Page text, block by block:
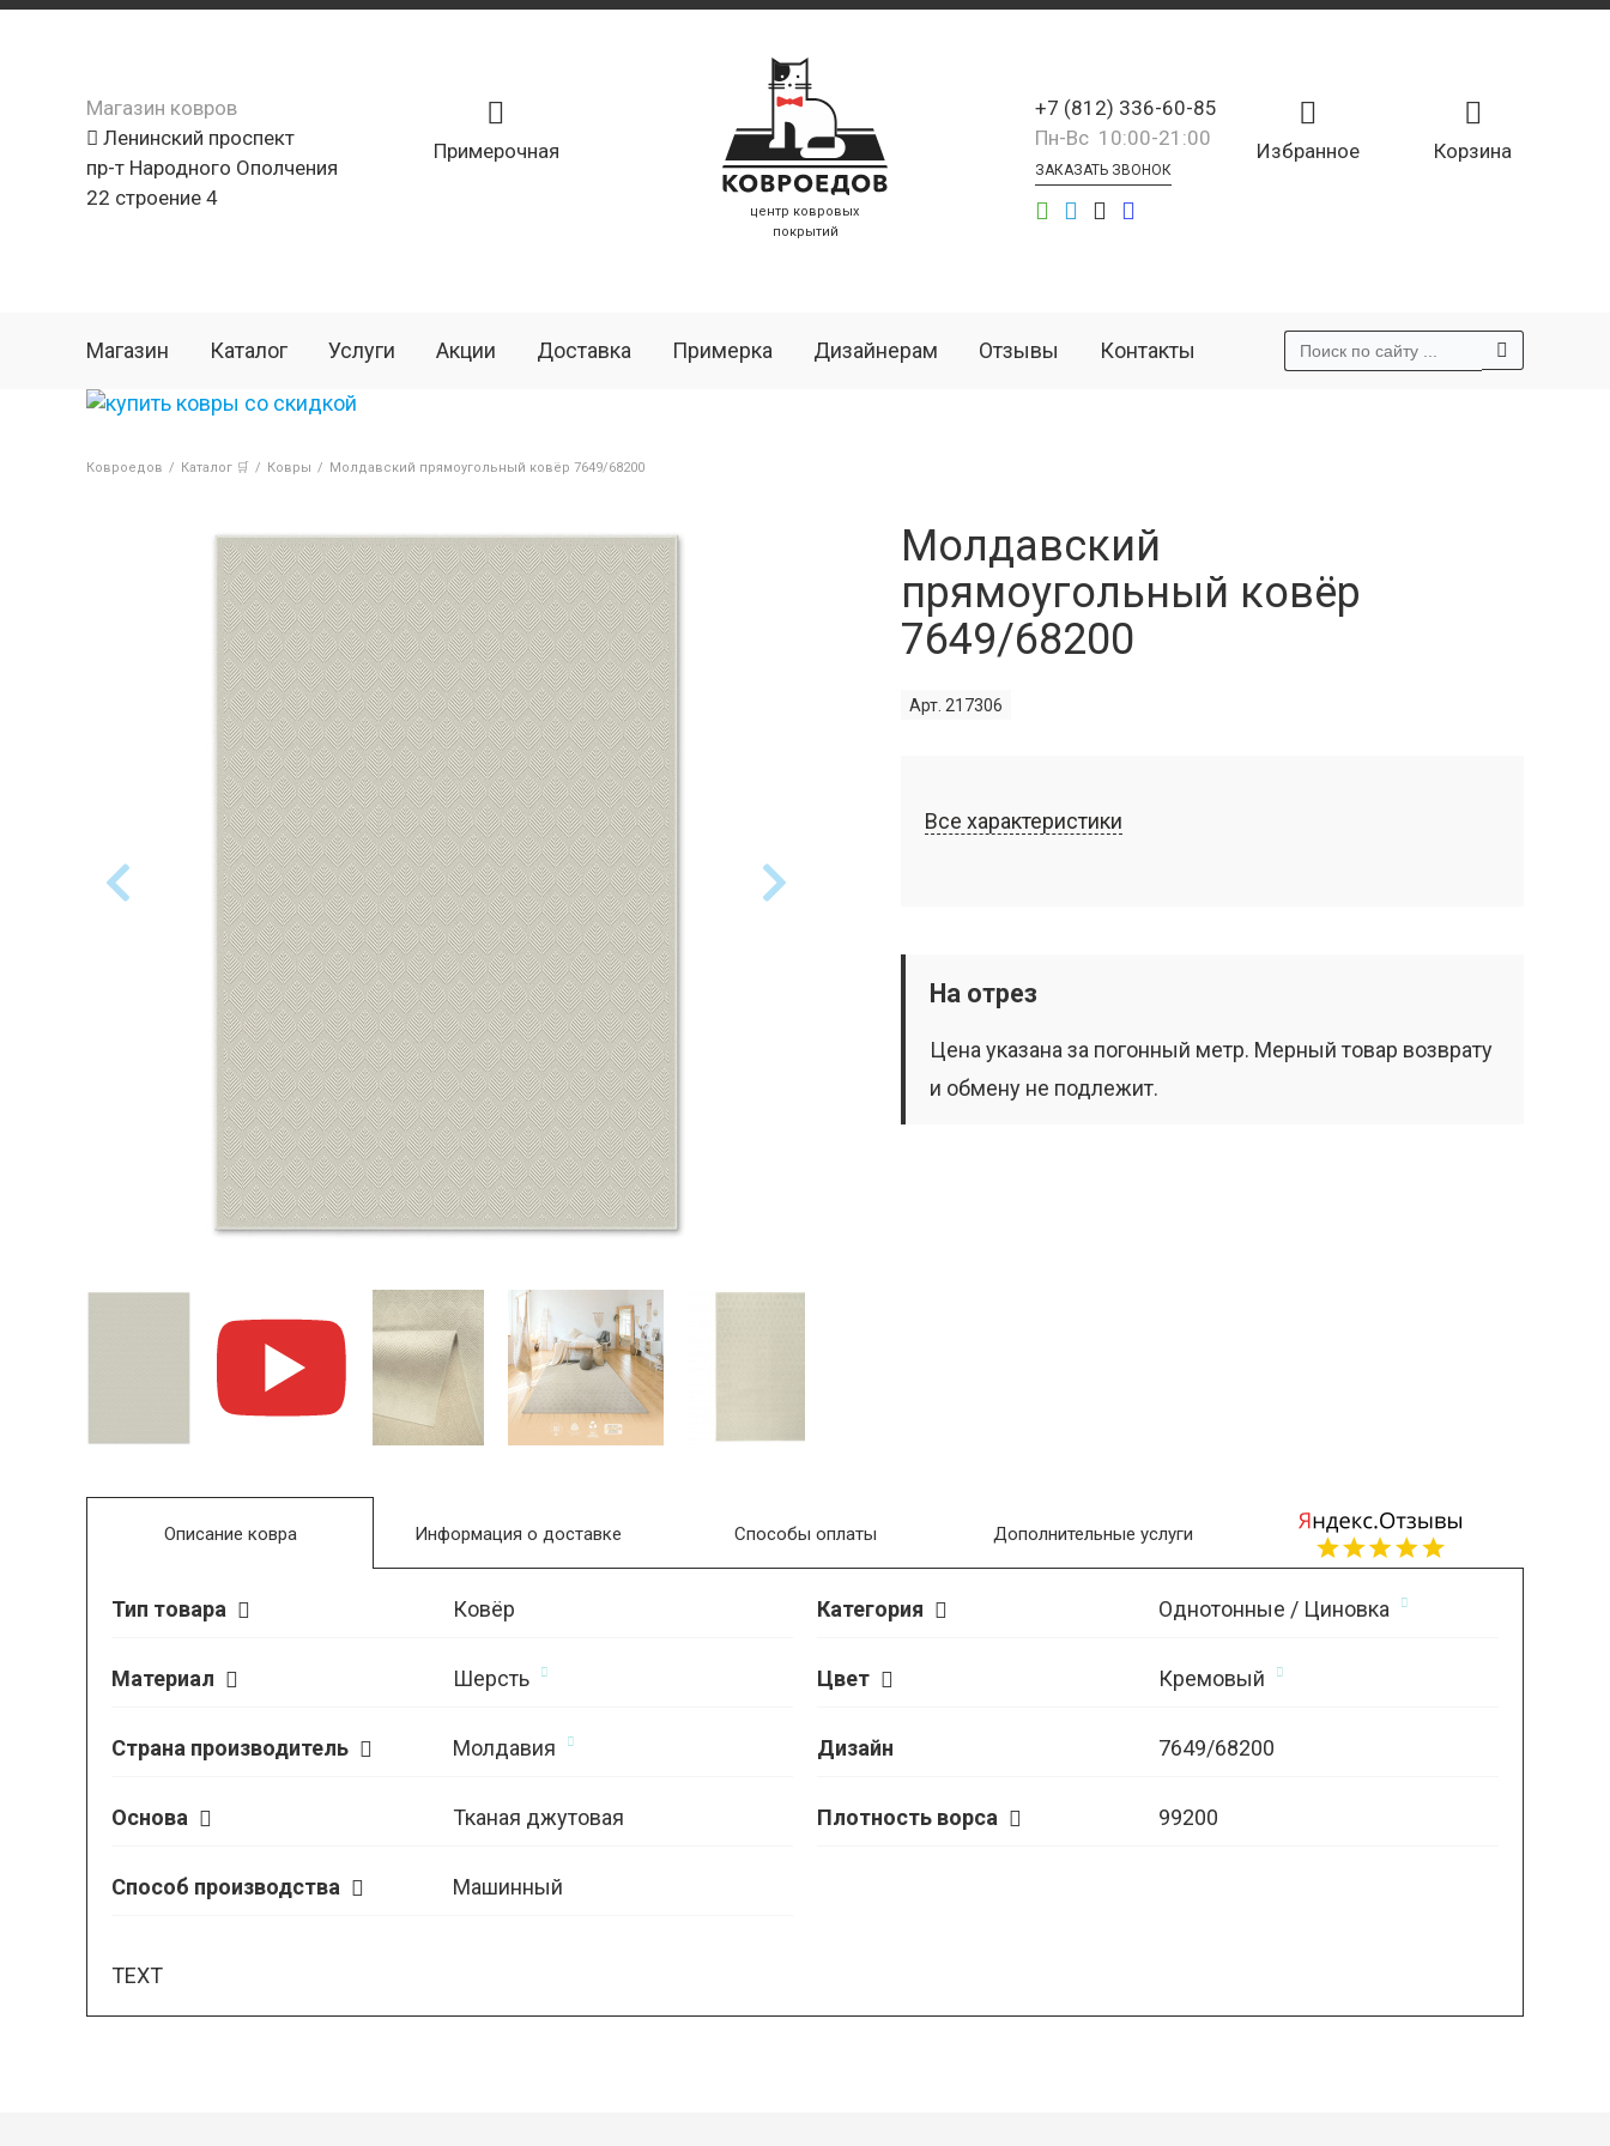
Магазин ковров
Ленинский проспект
пр-т Народного Ополчения
22 строение 4
Примерочная
центр ковровых
покрытий
Корзина
Избранное
+7 (812) 336-60-85
Пн-Вс 10:00-21:00
ЗАКАЗАТЬ ЗВОНОК
Магазин Каталог Услуги Акции Доставка Примерка Дизайнерам Отзывы Контакты
Ковроедов / Каталог 🛒 / Ковры / Молдавский прямоугольный ковёр 7649/68200
Молдавский
прямоугольный ковёр
7649/68200
Арт. 217306
Все характеристики
На отрез
Цена указана за погонный метр. Мерный товар возврату
и обмену не подлежит.
Описание ковра
Тип товара Ковёр Категория Однотонные / Циновка
Материал Шерсть Цвет Кремовый
Страна производитель Молдавия Дизайн 7649/68200
Основа Тканая джутовая Плотность ворса 99200
Способ производства Машинный
TEXT
Информация о доставке Способы оплаты Дополнительные услуги